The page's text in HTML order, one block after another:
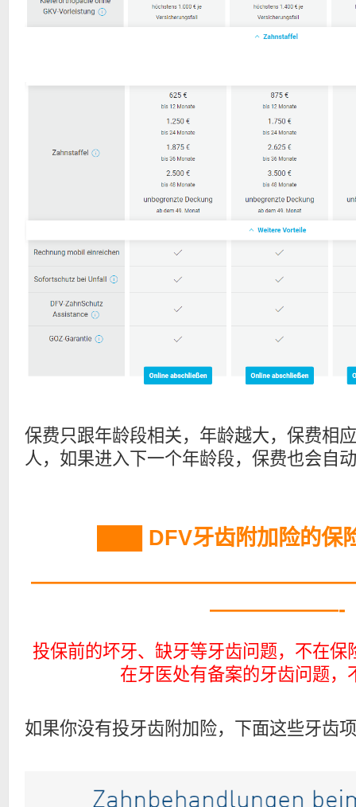
保费只跟年龄段相关，年龄越大，保费相
人，如果进入下一个年龄段，保费也会自
███ DFV牙齿附加险的
——————-
投保前的坏牙、缺牙等牙齿问题，不在保
在牙医处有备案的牙齿问题，
如果你没有投牙齿附加险，下面这些牙齿